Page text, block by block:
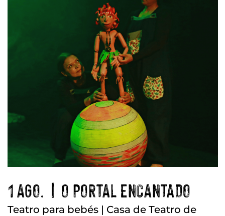
1 AGO. | O PORTAL ENCANTADO
Teatro para bebés | Casa de Teatro de